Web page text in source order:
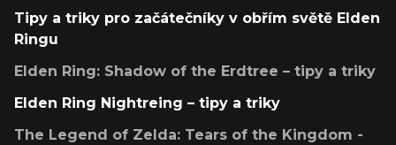
Tipy a triky pro začátečníky v obřím světě Elden
Ringu
Elden Ring: Shadow of the Erdtree – tipy a triky
Elden Ring Nightreing – tipy a triky
The Legend of Zelda: Tears of the Kingdom -